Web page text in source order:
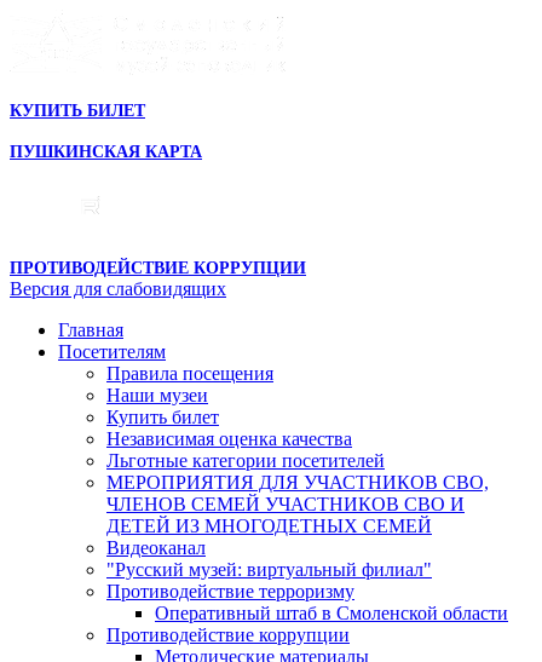
КУПИТЬ БИЛЕТ
ПУШКИНСКАЯ КАРТА
ПРОТИВОДЕЙСТВИЕ КОРРУПЦИИ
Версия для слабовидящих
Главная
Посетителям
Правила посещения
Наши музеи
Купить билет
Независимая оценка качества
Льготные категории посетителей
МЕРОПРИЯТИЯ ДЛЯ УЧАСТНИКОВ СВО,
ЧЛЕНОВ СЕМЕЙ УЧАСТНИКОВ СВО И
ДЕТЕЙ ИЗ МНОГОДЕТНЫХ СЕМЕЙ
Видеоканал
"Русский музей: виртуальный филиал"
Противодействие терроризму
Оперативный штаб в Смоленской области
Противодействие коррупции
Методические материалы